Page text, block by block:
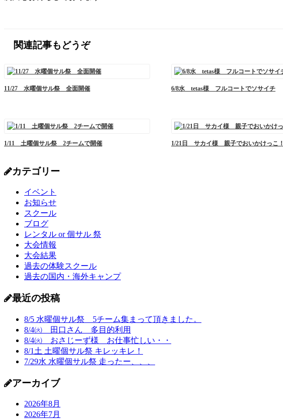
関連記事もどうぞ
11/27 水曜個サル祭 全面開催
6/8水 tetas様 フルコートでソサイチ
1/11 土曜個サル祭 2チームで開催 1/21日 サカイ様 親子でおいかけっこ！
カテゴリー
イベント
お知らせ
スクール
ブログ
レンタル or 個サル 祭
大会情報
大会結果
過去の体験スクール
過去の国内・海外キャンプ
最近の投稿
8/5 水曜個サル祭 5チーム集まって頂きました。
8/4㈫ 田口さん 多目的利用
8/4㈫ おさじーず様 お仕事忙しい・・
8/1土 土曜個サル祭 キレッキレ！
7/29水 水曜個サル祭 走ったー、、、
アーカイブ
2026年8月
2026年7月